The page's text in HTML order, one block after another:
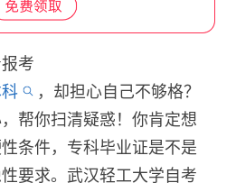
考
，却担心自己不够格？
帮你扫清疑惑！你肯定想
条件，专科毕业证是不是
要求。武汉轻工大学自考